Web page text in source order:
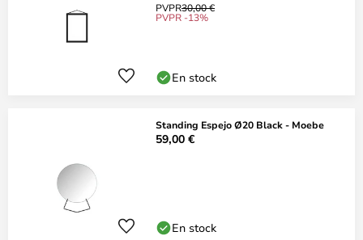
PVPR30,00 €
PVPR -13%
En stock
Standing Espejo Ø20 Black - Moebe
59,00 €
En stock